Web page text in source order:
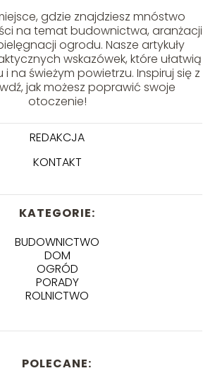
gdzie znajdziesz mnóstwo
na temat budownictwa, aranżacji
ogrodu. Nasze artykuły
wskazówek, które ułatwią
na świeżym powietrzu. Inspiruj się z
jak możesz poprawić swoje
otoczenie!
REDAKCJA
KONTAKT
KATEGORIE:
BUDOWNICTWO
DOM
OGRÓD
PORADY
ROLNICTWO
POLECANE: